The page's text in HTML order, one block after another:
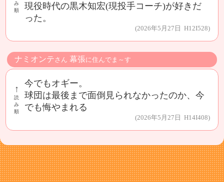
み
順
現役時代の黒木知宏(現投手コーチ)が好きだ
った。
(2026年5月27日 H12I528)
ナミオンテ さん 幕張に住んでま～す
↑
読
み
順
今でもオギー。
球団は最後まで面倒見られなかったのか、今
でも悔やまれる
(2026年5月27日 H14I408)